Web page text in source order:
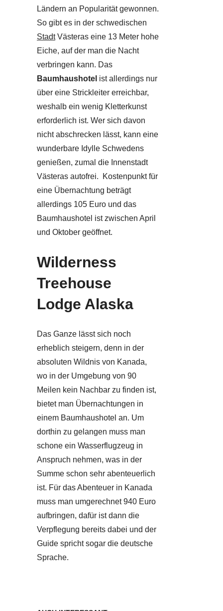
Ländern an Popularität gewonnen.
So gibt es in der schwedischen
StadtVästeras eine 13 Meter hohe
Eiche, auf der man die Nacht
verbringen kann. Das
Baumhaushotel ist allerdings nur
über eine Strickleiter erreichbar,
weshalb ein wenig Kletterkunst
erforderlich ist. Wer sich davon
nicht abschrecken lässt, kann eine
wunderbare Idylle Schwedens
genießen, zumal die Innenstadt
Västeras autofrei. Kostenpunkt für
eine Übernachtung beträgt
allerdings 105 Euro und das
Baumhaushotel ist zwischen April
und Oktober geöffnet.
Wilderness
Treehouse
Lodge Alaska
Das Ganze lässt sich noch
erheblich steigern, denn in der
absoluten Wildnis von Kanada,
wo in der Umgebung von 90
Meilen kein Nachbar zu finden ist,
bietet man Übernachtungen in
einem Baumhaushotel an. Um
dorthin zu gelangen muss man
schone ein Wasserflugzeug in
Anspruch nehmen, was in der
Summe schon sehr abenteuerlich
ist. Für das Abenteuer in Kanada
muss man umgerechnet 940 Euro
aufbringen, dafür ist dann die
Verpflegung bereits dabei und der
Guide spricht sogar die deutsche
Sprache.